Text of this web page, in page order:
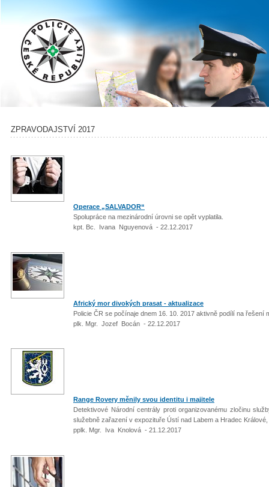
ZPRAVODAJSTVÍ 2017
Operace „SALVADOR“
Spolupráce na mezinárodní úrovni se opět vyplatila.
kpt. Bc. Ivana Nguyenová - 22.12.2017
Africký mor divokých prasat - aktualizace
Policie ČR se počínaje dnem 16. 10. 2017 aktivně podílí na
plk. Mgr. Jozef Bocán - 22.12.2017
Range Rovery měnily svou identitu i majitele
Detektivové Národní centrály proti organizovanému zločinu
služebně zařazení v expozituře Ústí nad Labem a Hradec
pplk. Mgr. Iva Knolová - 21.12.2017